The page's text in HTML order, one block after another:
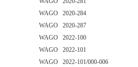
WAGO 2020-284
WAGO 2020-287
WAGO 2022-100
WAGO 2022-101
WAGO 2022-101/000-006